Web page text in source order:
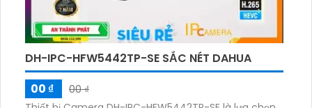
DH-IPC-HFW5442TP-SE SẮC NÉT DAHUA
00 ₫
00 ₫